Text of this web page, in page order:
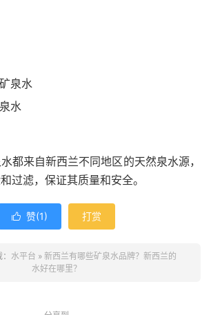
泉水
水
都来自新西兰不同地区的天然泉水源，
过滤，保证其质量和安全。
 赞(1) 打赏
水平台 » 新西兰有哪些矿泉水品牌？新西兰的
水好在哪里？